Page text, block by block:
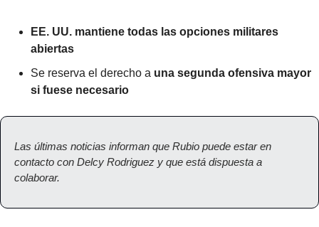
EE. UU. mantiene todas las opciones militares
abiertas
Se reserva el derecho a una segunda ofensiva mayor
si fuese necesario
Las últimas noticias informan que Rubio puede estar en
contacto con Delcy Rodriguez y que está dispuesta a
colaborar.